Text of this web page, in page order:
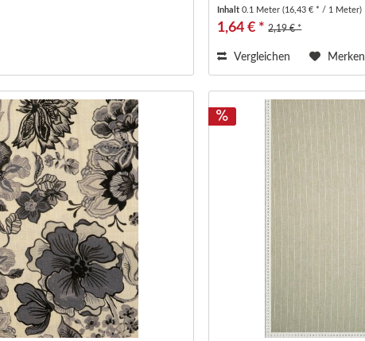
Inhalt0.1 Meter(16,43 € * / 1 Meter)
1,64 € * 2,19 € *
Vergleichen Merken